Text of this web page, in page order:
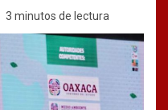
3 minutos de lectura